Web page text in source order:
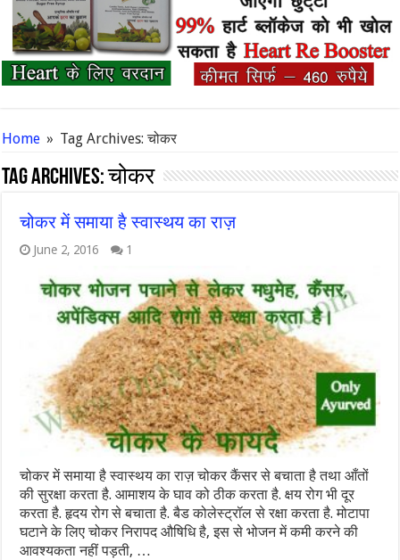
Home » Tag Archives: चोकर
Tag Archives:चोकर
चोकर में समाया है स्वास्थय का राज़
June 2, 2016 1
चोकर में समाया है स्वास्थय का राज़ चोकर कैंसर से बचाता है तथा आँतों
की सुरक्षा करता है. आमाशय के घाव को ठीक करता है. क्षय रोग भी दूर
करता है. हृदय रोग से बचाता है. बैड कोलेस्ट्रॉल से रक्षा करता है. मोटापा
घटाने के लिए चोकर निरापद औषिधि है, इस से भोजन में कमी करने की
आवश्यकता नहीं पड़ती, …